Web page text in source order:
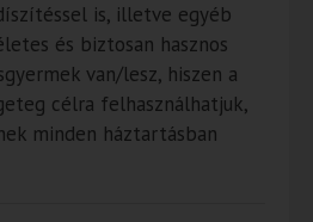
is, illetve egyéb
és biztosan hasznos
van/lesz, hiszen a
célra felhasználhatjuk,
minden háztartásban